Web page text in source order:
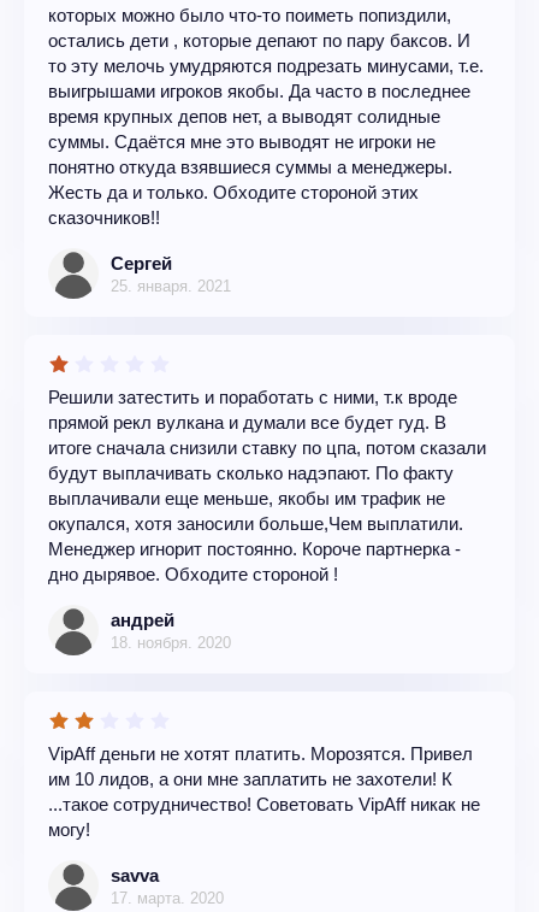
которых можно было что-то поиметь попиздили,
остались дети , которые депают по пару баксов. И
то эту мелочь умудряются подрезать минусами, т.е.
выигрышами игроков якобы. Да часто в последнее
время крупных депов нет, а выводят солидные
суммы. Сдаётся мне это выводят не игроки не
понятно откуда взявшиеся суммы а менеджеры.
Жесть да и только. Обходите стороной этих
сказочников!!
Сергей
25. января. 2021
Решили затестить и поработать с ними, т.к вроде
прямой рекл вулкана и думали все будет гуд. В
итоге сначала снизили ставку по цпа, потом сказали
будут выплачивать сколько надэпают. По факту
выплачивали еще меньше, якобы им трафик не
окупался, хотя заносили больше,Чем выплатили.
Менеджер игнорит постоянно. Короче партнерка -
дно дырявое. Обходите стороной !
андрей
18. ноября. 2020
VipAff деньги не хотят платить. Морозятся. Привел
им 10 лидов, а они мне заплатить не захотели! К
...такое сотрудничество! Советовать VipAff никак не
могу!
savva
17. марта. 2020